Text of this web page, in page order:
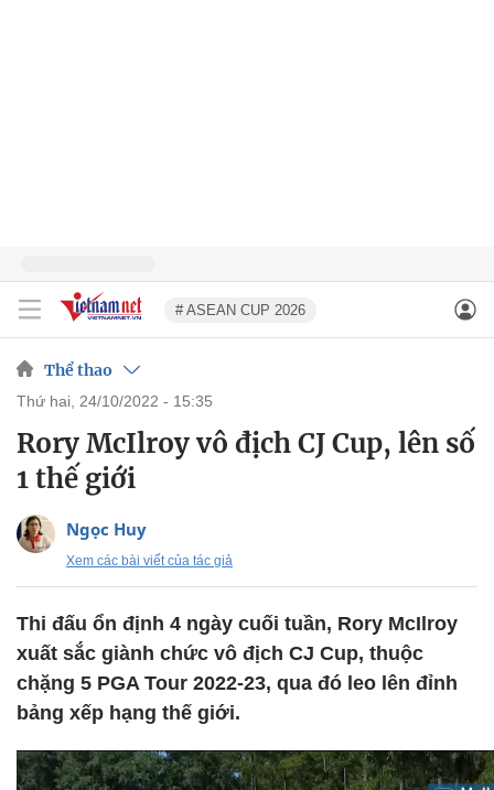
# ASEAN CUP 2026
Thể thao
thứ hai, 24/10/2022 - 15:35
Rory McIlroy vô địch CJ Cup, lên số
1 thế giới
Ngọc Huy
Xem các bài viết của tác giả
Thi đấu ổn định 4 ngày cuối tuần, Rory McIlroy
xuất sắc giành chức vô địch CJ Cup, thuộc
chặng 5 PGA Tour 2022-23, qua đó leo lên đỉnh
bảng xếp hạng thế giới.